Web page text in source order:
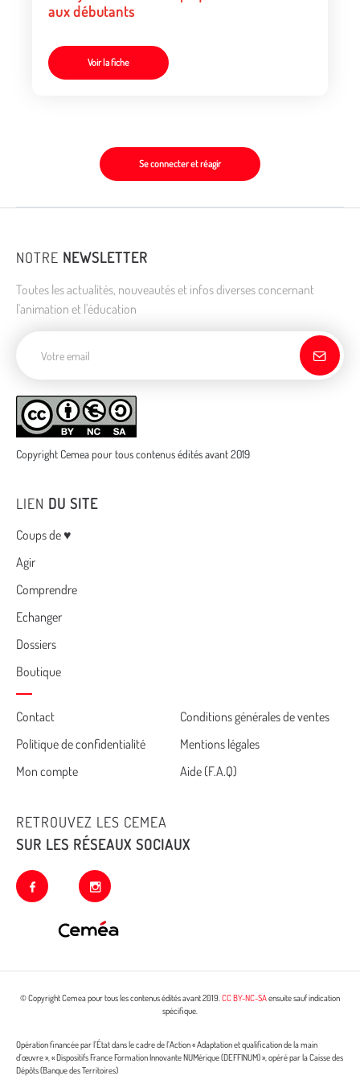
aux débutants
Voir la fiche
Se connecter et réagir
NOTRE NEWSLETTER
Toutes les actualités, nouveautés et infos diverses concernant
l'animation et l'éducation
Copyright Cemea pour tous contenus édités avant 2019
LIEN DU SITE
Menu
Coups de ♥
Agir
Comprendre
Echanger
Dossiers
Boutique
Cemea
footer
Contact
Conditions générales de ventes
Politique de confidentialité
Mentions légales
Mon compte
Aide (F.A.Q)
RETROUVEZ LES CEMEA
SUR LES RÉSEAUX SOCIAUX
facebook instagram
© Copyright Cemea pour tous les contenus édités avant 2019.CC BY-NC-SAensuite sauf indication
spécifique.
Opération financée par l’État dans le cadre de l’Action « Adaptation et qualification de la main
d’œuvre », « Dispositifs France Formation Innovante NUMérique (DEFFINUM) », opéré par la Caisse des
Dépôts (Banque des Territoires)